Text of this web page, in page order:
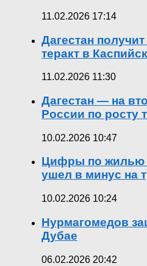
11.02.2026 17:14
Дагестан
теракт в
11.02.2026 11:30
Дагестан — на
России по росту
10.02.2026 10:47
Цифры по жилью
ушел в минус на
10.02.2026 10:24
Нурмагомедов
Дубае
06.02.2026 20:42